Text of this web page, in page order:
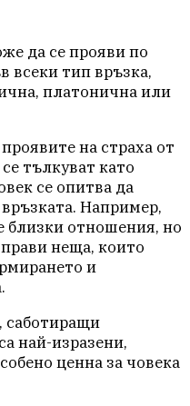
да се прояви по
всеки тип връзка,
платонична или
на страха от
тълкуват като
се опитва да
Например,
близки отношения, но
неща, които
и
саботиращи
най-изразени,
ценна за човека